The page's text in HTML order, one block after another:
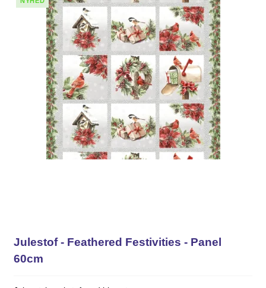
Julestof - Feathered Festivities - Panel
60cm